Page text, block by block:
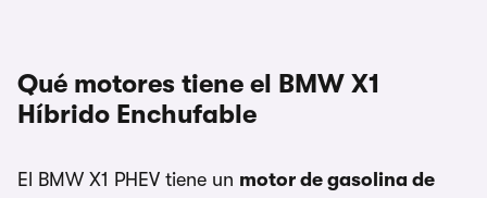
Qué motores tiene el BMW X1
Híbrido Enchufable
El BMW X1 PHEV tiene un motor de gasolina de